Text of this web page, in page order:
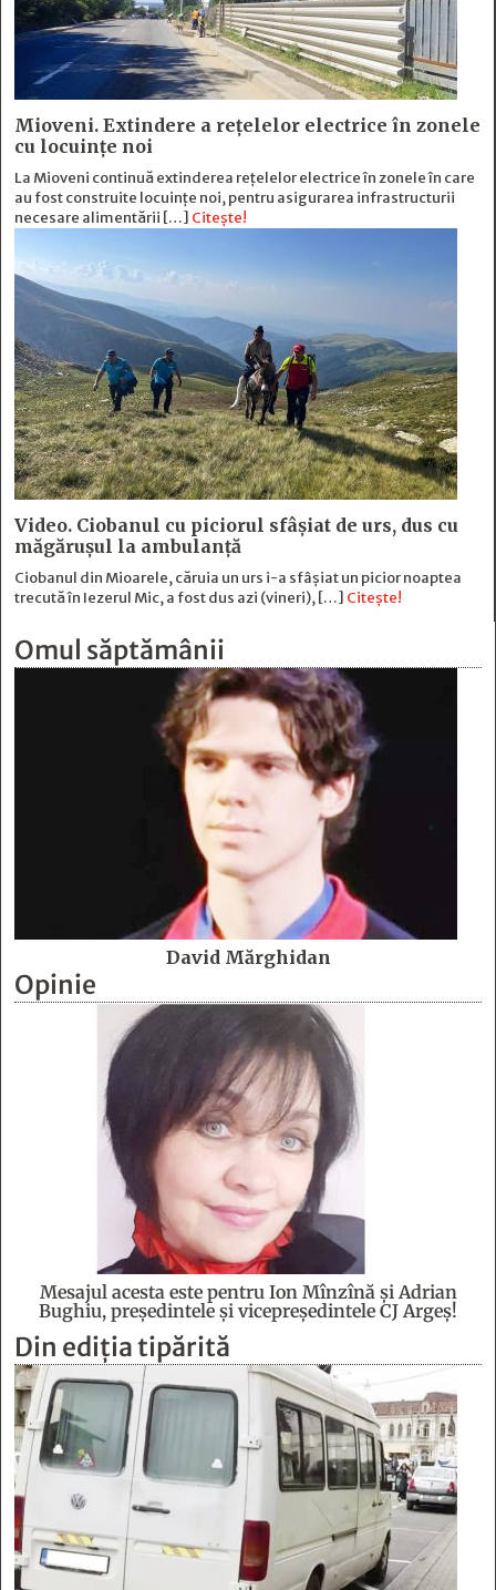
Mioveni. Extindere a rețelelor electrice în zonele
cu locuințe noi
La Mioveni continuă extinderea rețelelor electrice în zonele în care
au fost construite locuințe noi, pentru asigurarea infrastructurii
necesare alimentării […] Citește!
Video. Ciobanul cu piciorul sfâșiat de urs, dus cu
măgărușul la ambulanță
Ciobanul din Mioarele, căruia un urs i-a sfâșiat un picior noaptea
trecută în Iezerul Mic, a fost dus azi (vineri), […] Citește!
Omul săptămânii
David Mărghidan
Opinie
Mesajul acesta este pentru Ion Mînzînă şi Adrian
Bughiu, preşedintele şi vicepreşedintele CJ Argeş!
Din ediția tipărită